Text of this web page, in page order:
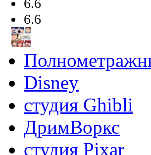
6.6
6.6
Disney
студия Ghibli
ДримВоркс
студия Pixar